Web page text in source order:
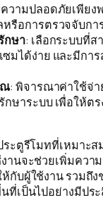
วามปลอดภัยเพียง
รือการตรวจจับกา
กษา: เลือกระบบที่ส
มได้ง่าย และมีกา
ณ: พิจารณาค่าใช้จ่
กษาระบบ เพื่อให้ต
ระตูรีโมทที่เหมาะ
านจะช่วยเพิ่มควา
กับผู้ใช้งาน รวมถึง
ที่เป็นไปอย่างมีปร